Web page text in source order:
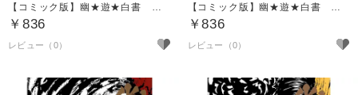
【コミック版】幽★遊★白書 １１
￥836
【コミック版】幽★遊★白書 １２
￥836